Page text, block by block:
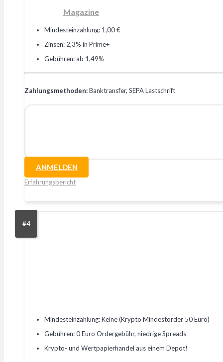
Magazine
Mindesteinzahlung: 1,00 €
Zinsen: 2,3% in Prime+
Gebühren: ab 1,49%
Zahlungsmethoden:Banktransfer, SEPA Lastschrift
ANMELDEN
Erfahrungsbericht
#4
Mindesteinzahlung: Keine (Krypto Mindestorder 50 Euro)
Gebühren: 0 Euro Ordergebühr, niedrige Spreads
Krypto- und Wertpapierhandel aus einem Depot!